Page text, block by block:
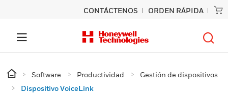
CONTÁCTENOS ORDEN RÁPIDA
Software Productividad
Gestión de dispositivos
Dispositivo VoiceLink